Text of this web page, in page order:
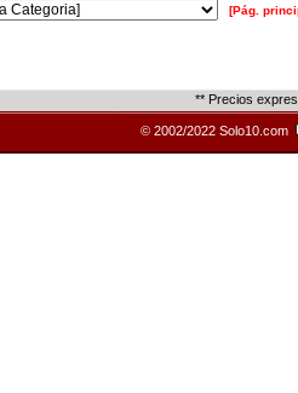
[Pág.
** Precios
© 2002/2022 Solo10.com